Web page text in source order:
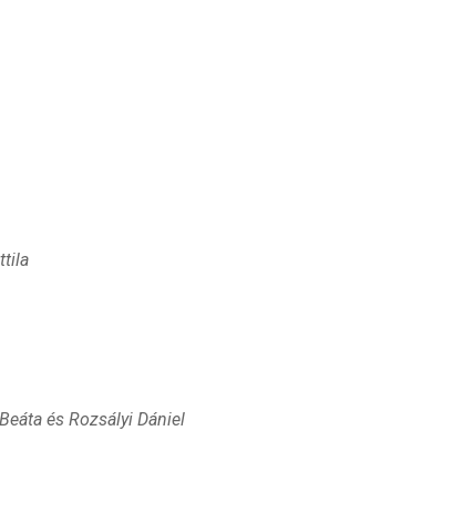
és Rozsályi Dániel